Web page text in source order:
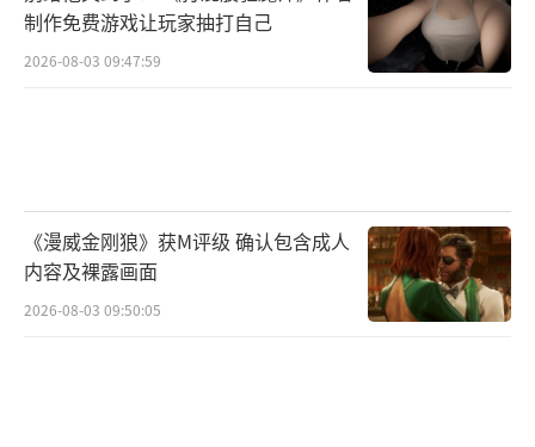
制作免费游戏让玩家抽打自己
2026-08-03 09:47:59
《漫威金刚狼》获M评级 确认包含成人
内容及裸露画面
2026-08-03 09:50:05